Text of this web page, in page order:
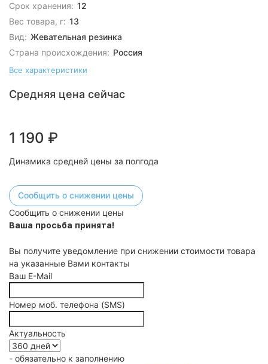
Срок хранения: 12
Вес товара, г: 13
Вид: Жевательная резинка
Страна происхождения: Россия
Все характеристики
Средняя цена сейчас
1 190 ₽
Динамика средней цены за полгода
Сообщить о снижении цены
Сообщить о снижении цены
Ваша просьба принята!
Вы получите уведомление при снижении стоимости товара
на указанные Вами контакты
Ваш E-Mail
Номер моб. телефона (SMS)
Актуальность
- обязательно к заполнению